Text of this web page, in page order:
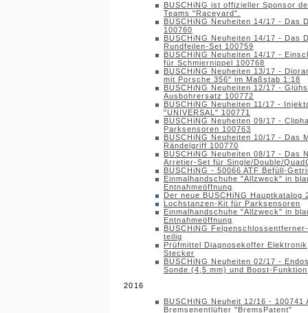
BUSCHiNG ist offizieller Sponsor
Teams "Raceyard".
BUSCHiNG Neuheiten 14/17 - Das
100760
BUSCHiNG Neuheiten 14/17 - Das
Rundfeilen-Set 100759
BUSCHiNG Neuheiten 14/17 -
für Schmiernippel 100768
BUSCHiNG Neuheiten 13/17 -
mit Porsche 356" im Maßstab 1:18
BUSCHiNG Neuheiten 12/17 -
Ausbohrersatz 100772
BUSCHiNG Neuheiten 11/17 -
"UNIVERSAL" 100771
BUSCHiNG Neuheiten 09/17 -
Parksensoren 100763
BUSCHiNG Neuheiten 10/17 - Das
Rändelgriff 100770
BUSCHiNG Neuheiten 08/17 - Das
Arretier-Set für Single/Double/
BUSCHiNG - 50066 ATF Befüll-
Einmalhandschuhe "Allzweck" in
Entnahmeöffnung
Der neue BUSCHiNG Hauptkatalog
Lochstanzen-Kit für Parksensoren
Einmalhandschuhe "Allzweck" in
Entnahmeöffnung
BUSCHiNG
teilig
Prüfmittel Diagnosekoffer
Stecker
BUSCHiNG Neuheiten 02/17 -
Sonde (4,5 mm) und Boost-Funktion
2016
BUSCHiNG Neuheit 12/16 -
Bremsenentlüfter "BremsPatent"